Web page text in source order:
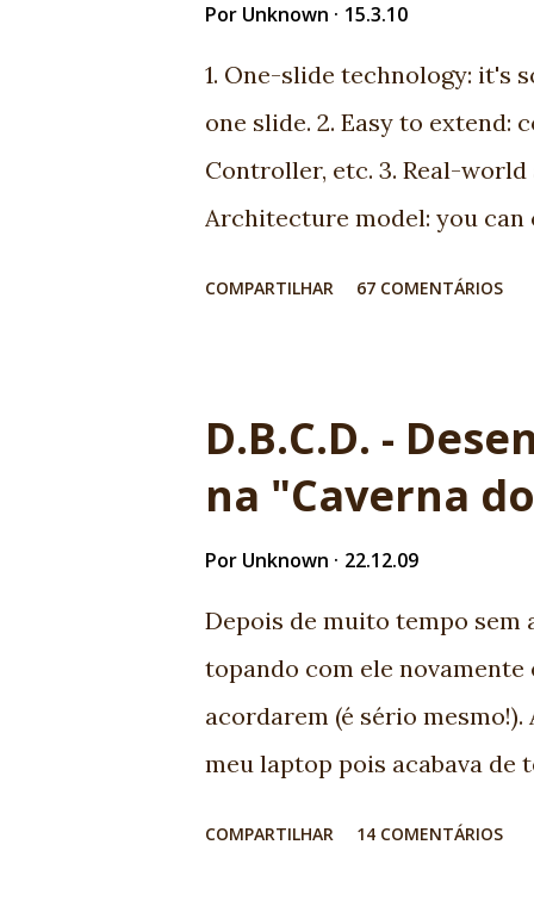
Por Unknown 15.3.10
1. One-slide technology: it's
one slide. 2. Easy to extend:
Controller, etc. 3. Real-world
Architecture model: you can
professionals now available
report and help! 10. Ed
community friend! EXTRA:
COMPARTILHAR 67 COMENTÁRIOS
D.B.C.D. -
na "Caverna
Por Unknown 22.12.09
Depois de muito tempo sem
topando com ele
acordarem (é sério
meu laptop pois acabava de
COMPARTILHAR 14 COMENTÁRIOS